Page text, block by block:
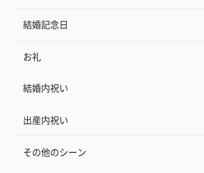
結婚記念日
お礼
結婚内祝い
出産内祝い
その他のシーン